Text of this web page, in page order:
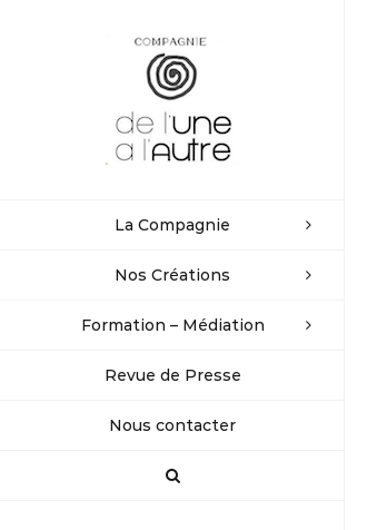
La Compagnie
Nos Créations
Formation – Médiation
Revue de Presse
Nous contacter